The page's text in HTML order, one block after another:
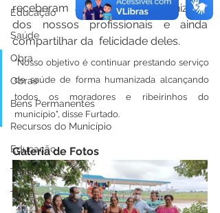
Educação
Saúde
Obra
Obras
Bens Permanentes
Recursos do Município
Educação
Turismo
Trilha
receberam atendimento humanizado
dos nossos profissionais e ainda
compartilhar da  felicidade deles.
"Nosso objetivo é continuar prestando serviço
de saúde de forma humanizada alcançando
todos os moradores e ribeirinhos do
município", disse Furtado.
Galeria de Fotos